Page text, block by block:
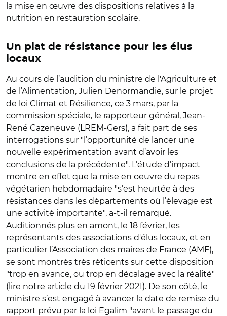
la mise en œuvre des dispositions relatives à la
nutrition en restauration scolaire.
Un plat de résistance pour les élus
locaux
Au cours de l’audition du ministre de l'Agriculture et
de l’Alimentation, Julien Denormandie, sur le projet
de loi Climat et Résilience, ce 3 mars, par la
commission spéciale, le rapporteur général, Jean-
René Cazeneuve (LREM-Gers), a fait part de ses
interrogations sur "l’opportunité de lancer une
nouvelle expérimentation avant d’avoir les
conclusions de la précédente". L’étude d’impact
montre en effet que la mise en oeuvre du repas
végétarien hebdomadaire "s’est heurtée à des
résistances dans les départements où l’élevage est
une activité importante", a-t-il remarqué.
Auditionnés plus en amont, le 18 février, les
représentants des associations d'élus locaux, et en
particulier l’Association des maires de France (AMF),
se sont montrés très réticents sur cette disposition
"trop en avance, ou trop en décalage avec la réalité"
(lire notre article du 19 février 2021). De son côté, le
ministre s’est engagé à avancer la date de remise du
rapport prévu par la loi Egalim "avant le passage du